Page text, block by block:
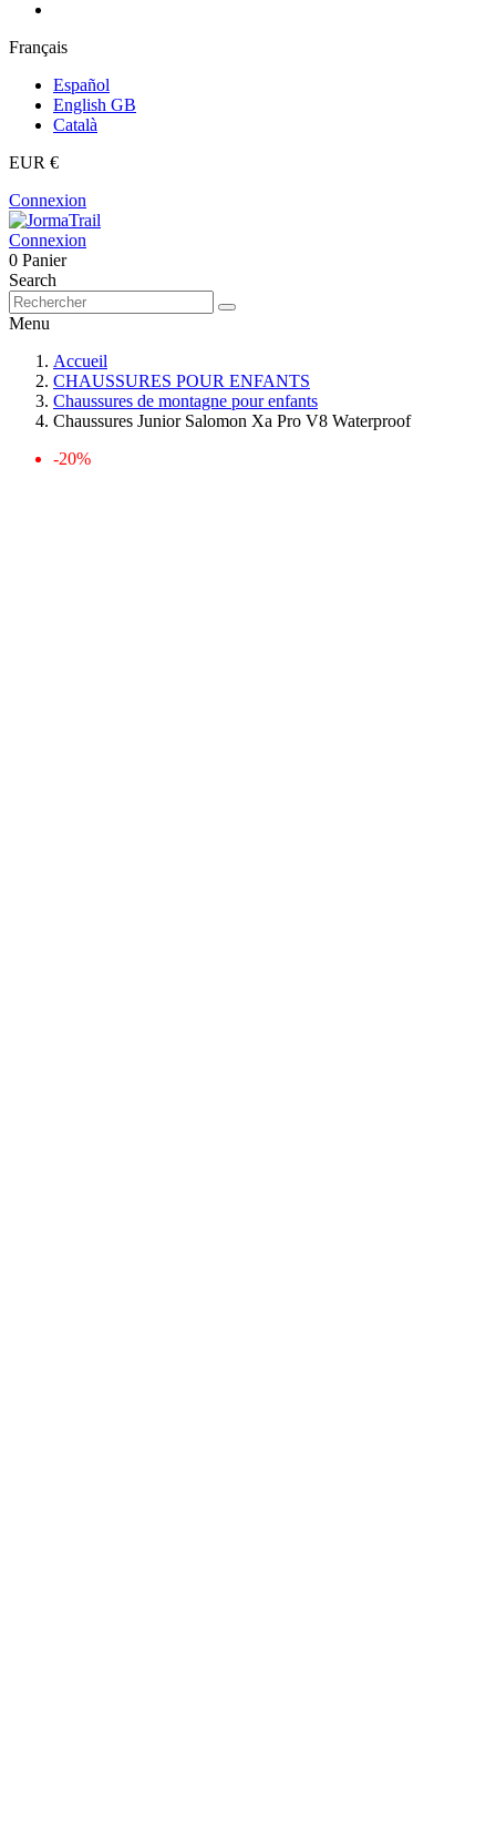
Français
Español
English GB
Català
EUR €
Connexion
Connexion
0 Panier
Search
Menu
Accueil
CHAUSSURES POUR ENFANTS
Chaussures de montagne pour enfants
Chaussures Junior Salomon Xa Pro V8 Waterproof
-20%